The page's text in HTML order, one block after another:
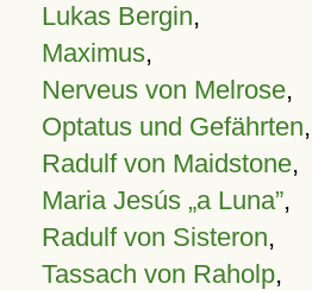
Lukas Bergin,
Maximus,
Nerveus von Melrose,
Optatus und Gefährten,
Radulf von Maidstone,
Maria Jesús „a Luna”,
Radulf von Sisteron,
Tassach von Raholp,